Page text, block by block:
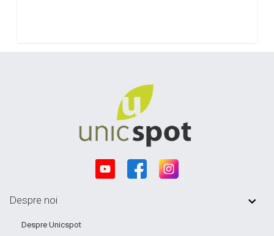
Despre noi
Despre Unicspot